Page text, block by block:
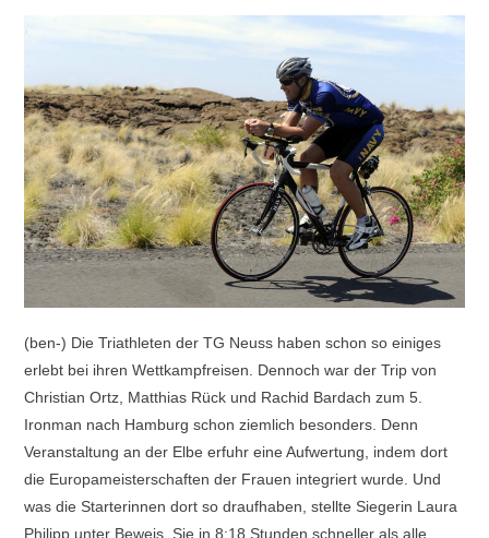
(ben-) Die Triathleten der TG Neuss haben schon so einiges
erlebt bei ihren Wettkampfreisen. Dennoch war der Trip von
Christian Ortz, Matthias Rück und Rachid Bardach zum 5.
Ironman nach Hamburg schon ziemlich besonders. Denn
Veranstaltung an der Elbe erfuhr eine Aufwertung, indem dort
die Europameisterschaften der Frauen integriert wurde. Und
was die Starterinnen dort so draufhaben, stellte Siegerin Laura
Philipp unter Beweis. Sie in 8:18 Stunden schneller als alle